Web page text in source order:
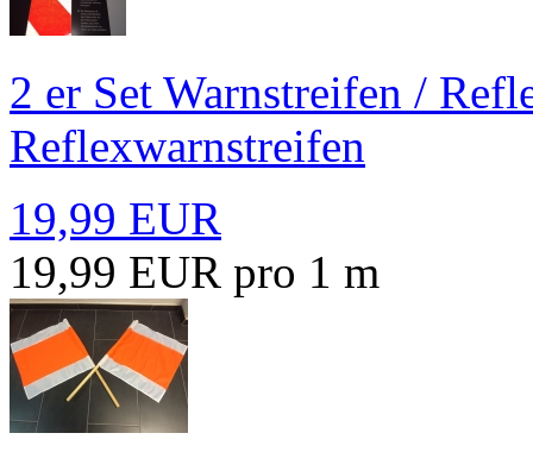
2 er Set Warnstreifen /
Reflexwarnstreifen
19,99 EUR
19,99 EUR pro 1 m